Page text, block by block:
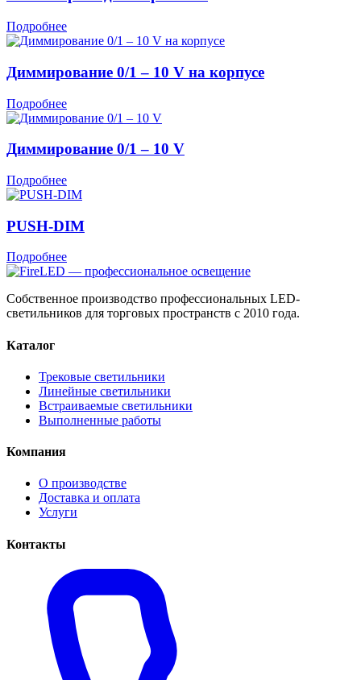
Подробнее
Диммирование 0/1 – 10 V на корпусе
Подробнее
Диммирование 0/1 – 10 V
Подробнее
PUSH-DIM
Подробнее
Собственное производство профессиональных LED-
светильников для торговых пространств с 2010 года.
Каталог
Трековые светильники
Линейные светильники
Встраиваемые светильники
Выполненные работы
Компания
О производстве
Доставка и оплата
Услуги
Контакты